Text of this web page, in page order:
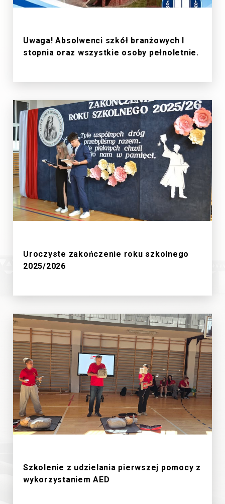
Uwaga! Absolwenci szkół branżowych I
stopnia oraz wszystkie osoby pełnoletnie.
Uroczyste zakończenie roku szkolnego
2025/2026
Szkolenie z udzielania pierwszej pomocy z
wykorzystaniem AED